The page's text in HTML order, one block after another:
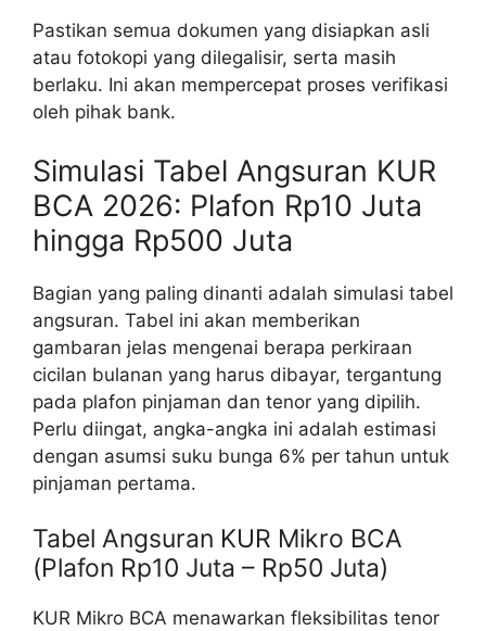
Pastikan semua dokumen yang disiapkan asli
atau fotokopi yang dilegalisir, serta masih
berlaku. Ini akan mempercepat proses verifikasi
oleh pihak bank.
Simulasi Tabel Angsuran KUR
BCA 2026: Plafon Rp10 Juta
hingga Rp500 Juta
Bagian yang paling dinanti adalah simulasi tabel
angsuran. Tabel ini akan memberikan
gambaran jelas mengenai berapa perkiraan
cicilan bulanan yang harus dibayar, tergantung
pada plafon pinjaman dan tenor yang dipilih.
Perlu diingat, angka-angka ini adalah estimasi
dengan asumsi suku bunga 6% per tahun untuk
pinjaman pertama.
Tabel Angsuran KUR Mikro BCA
(Plafon Rp10 Juta – Rp50 Juta)
KUR Mikro BCA menawarkan fleksibilitas tenor